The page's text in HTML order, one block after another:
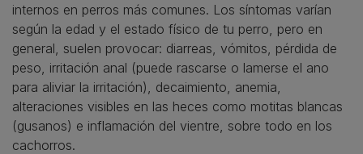
internos en perros más comunes. Los síntomas varían
según la edad y el estado físico de tu perro, pero en
general, suelen provocar: diarreas, vómitos, pérdida de
peso, irritación anal (puede rascarse o lamerse el ano
para aliviar la irritación), decaimiento, anemia,
alteraciones visibles en las heces como motitas blancas
(gusanos) e inflamación del vientre, sobre todo en los
cachorros.